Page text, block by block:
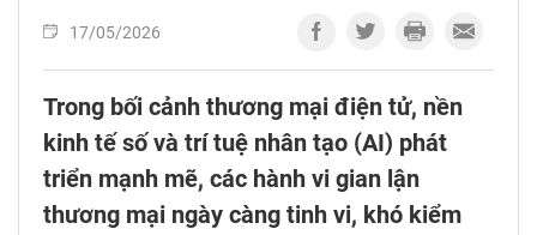
17/05/2026
Trong bối cảnh thương mại điện tử, nền
kinh tế số và trí tuệ nhân tạo (AI) phát
triển mạnh mẽ, các hành vi gian lận
thương mại ngày càng tinh vi, khó kiểm